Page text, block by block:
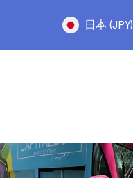
日本 (JPY)